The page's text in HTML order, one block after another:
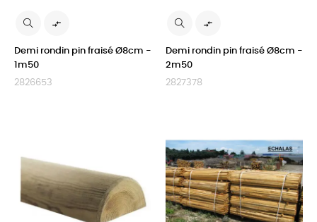

Demi rondin pin fraisé Ø8cm -
1m50
2826653

Demi rondin pin fraisé Ø8cm -
2m50
2827378